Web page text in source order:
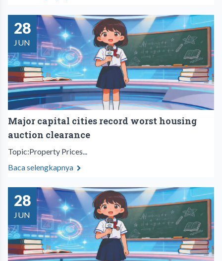
28
JUN
Major capital cities record worst housing
auction clearance
Topic:Property Prices...
Baca selengkapnya
28
JUN